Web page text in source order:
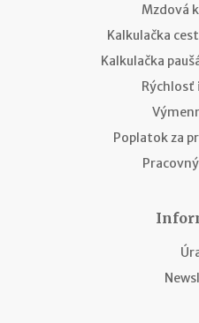
Mzdová
Kalkulačka
Kalkulačka
Poplatok za